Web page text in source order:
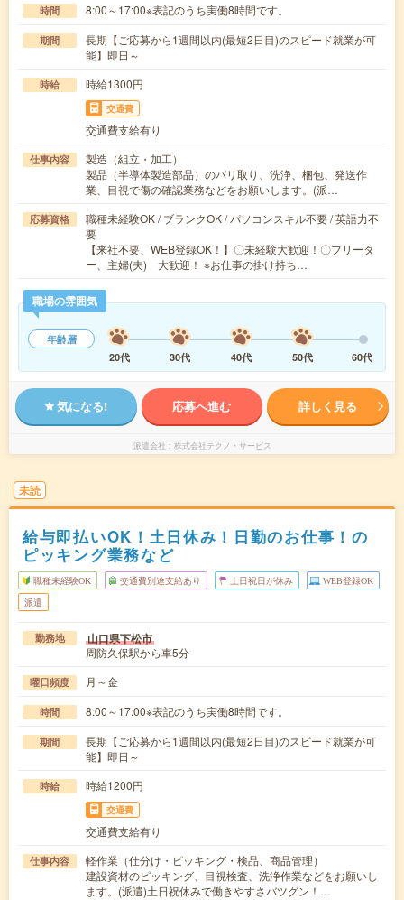
時間 8:00～17:00※表記のうち実働8時間です。
期間
長期【ご応募から1週間以内(最短2日目)のスピード就業が可
能】即日～
時給 時給1300円
交通費
交通費支給有り
仕事内容
製造（組立・加工）
製品（半導体製造部品）のバリ取り、洗浄、梱包、発送作
業、目視で傷の確認業務などをお願いします。(派…
応募資格
職種未経験OK / ブランクOK / パソコンスキル不要 / 英語力不
要
【来社不要、WEB登録OK！】〇未経験大歓迎！〇フリータ
ー、主婦(夫) 大歓迎！ ※お仕事の掛け持ち…
職場の雰囲気
年齢層
20代
30代 40代 50代 60代
気になる! 応募へ進む 詳しく見る
派遣会社 株式会社テクノ・サービス
未読
給与即払いOK！土日休み！日勤のお仕事！の
ピッキング業務など
職種未経験OK 交通費別途支給あり 土日祝日が休み WEB登録OK
派遣
勤務地 山口県下松市
周防久保駅から車5分
曜日頻度 月～金
時間 8:00～17:00※表記のうち実働8時間です。
期間
長期【ご応募から1週間以内(最短2日目)のスピード就業が可
能】即日～
時給 時給1200円
交通費
交通費支給有り
仕事内容
軽作業（仕分け・ピッキング・検品、商品管理）
建設資材のピッキング、目視検査、洗浄作業などをお願いし
ます。(派遣)土日祝休みで働きやすさバツグン！…